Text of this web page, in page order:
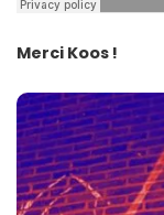
Merci Koos !